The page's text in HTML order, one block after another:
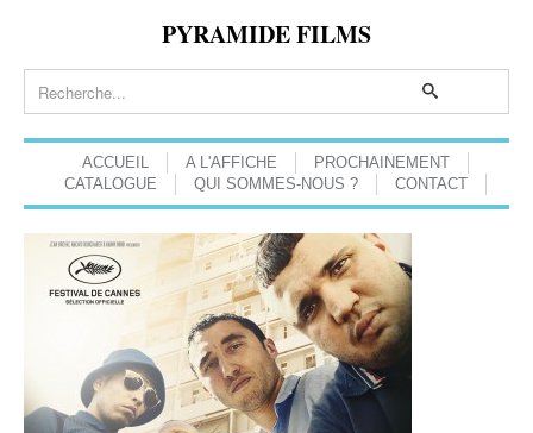
PYRAMIDE FILMS
ACCUEIL A L'AFFICHE
PROCHAINEMENT
CATALOGUE
QUI SOMMES-NOUS ? CONTACT